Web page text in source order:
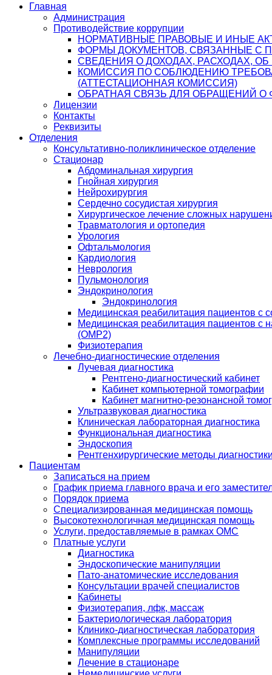
Главная
Администрация
Противодействие коррупции
НОРМАТИВНЫЕ ПРАВОВЫЕ И ИНЫЕ
ФОРМЫ ДОКУМЕНТОВ, СВЯЗАННЫЕ С
СВЕДЕНИЯ О ДОХОДАХ, РАСХОДАХ,
КОМИССИЯ ПО СОБЛЮДЕНИЮ
(АТТЕСТАЦИОННАЯ КОМИССИЯ)
ОБРАТНАЯ СВЯЗЬ ДЛЯ ОБРАЩЕНИЙ О
Лицензии
Контакты
Реквизиты
Отделения
Консультативно-поликлиническое отделение
Стационар
Абдоминальная хирургия
Гнойная хирургия
Нейрохирургия
Сердечно сосудистая хирургия
Хирургическое лечение сложных
Травматология и ортопедия
Урология
Офтальмология
Кардиология
Неврология
Пульмонология
Эндокринология
Эндокринология
Медицинская реабилитация пациентов
Медицинская реабилитация пациентов с
(ОМР2)
Физиотерапия
Лечебно-диагностические отделения
Лучевая диагностика
Рентгено-диагностический кабинет
Кабинет компьютерной томографии
Кабинет магнитно-резонансной
Ультразвуковая диагностика
Клиническая лабораторная диагностика
Функциональная диагностика
Эндоскопия
Рентгенхирургические методы
Пациентам
Записаться на прием
График приема главного врача и его
Порядок приема
Специализированная медицинская помощь
Высокотехнологичная медицинская помощь
Услуги, предоставляемые в рамках ОМС
Платные услуги
Диагностика
Эндоскопические манипуляции
Пато-анатомические исследования
Консультации врачей специалистов
Кабинеты
Физиотерапия, лфк, массаж
Бактериологическая лаборатория
Клинико-диагностическая лаборатория
Комплексные программы исследований
Манипуляции
Лечение в стационаре